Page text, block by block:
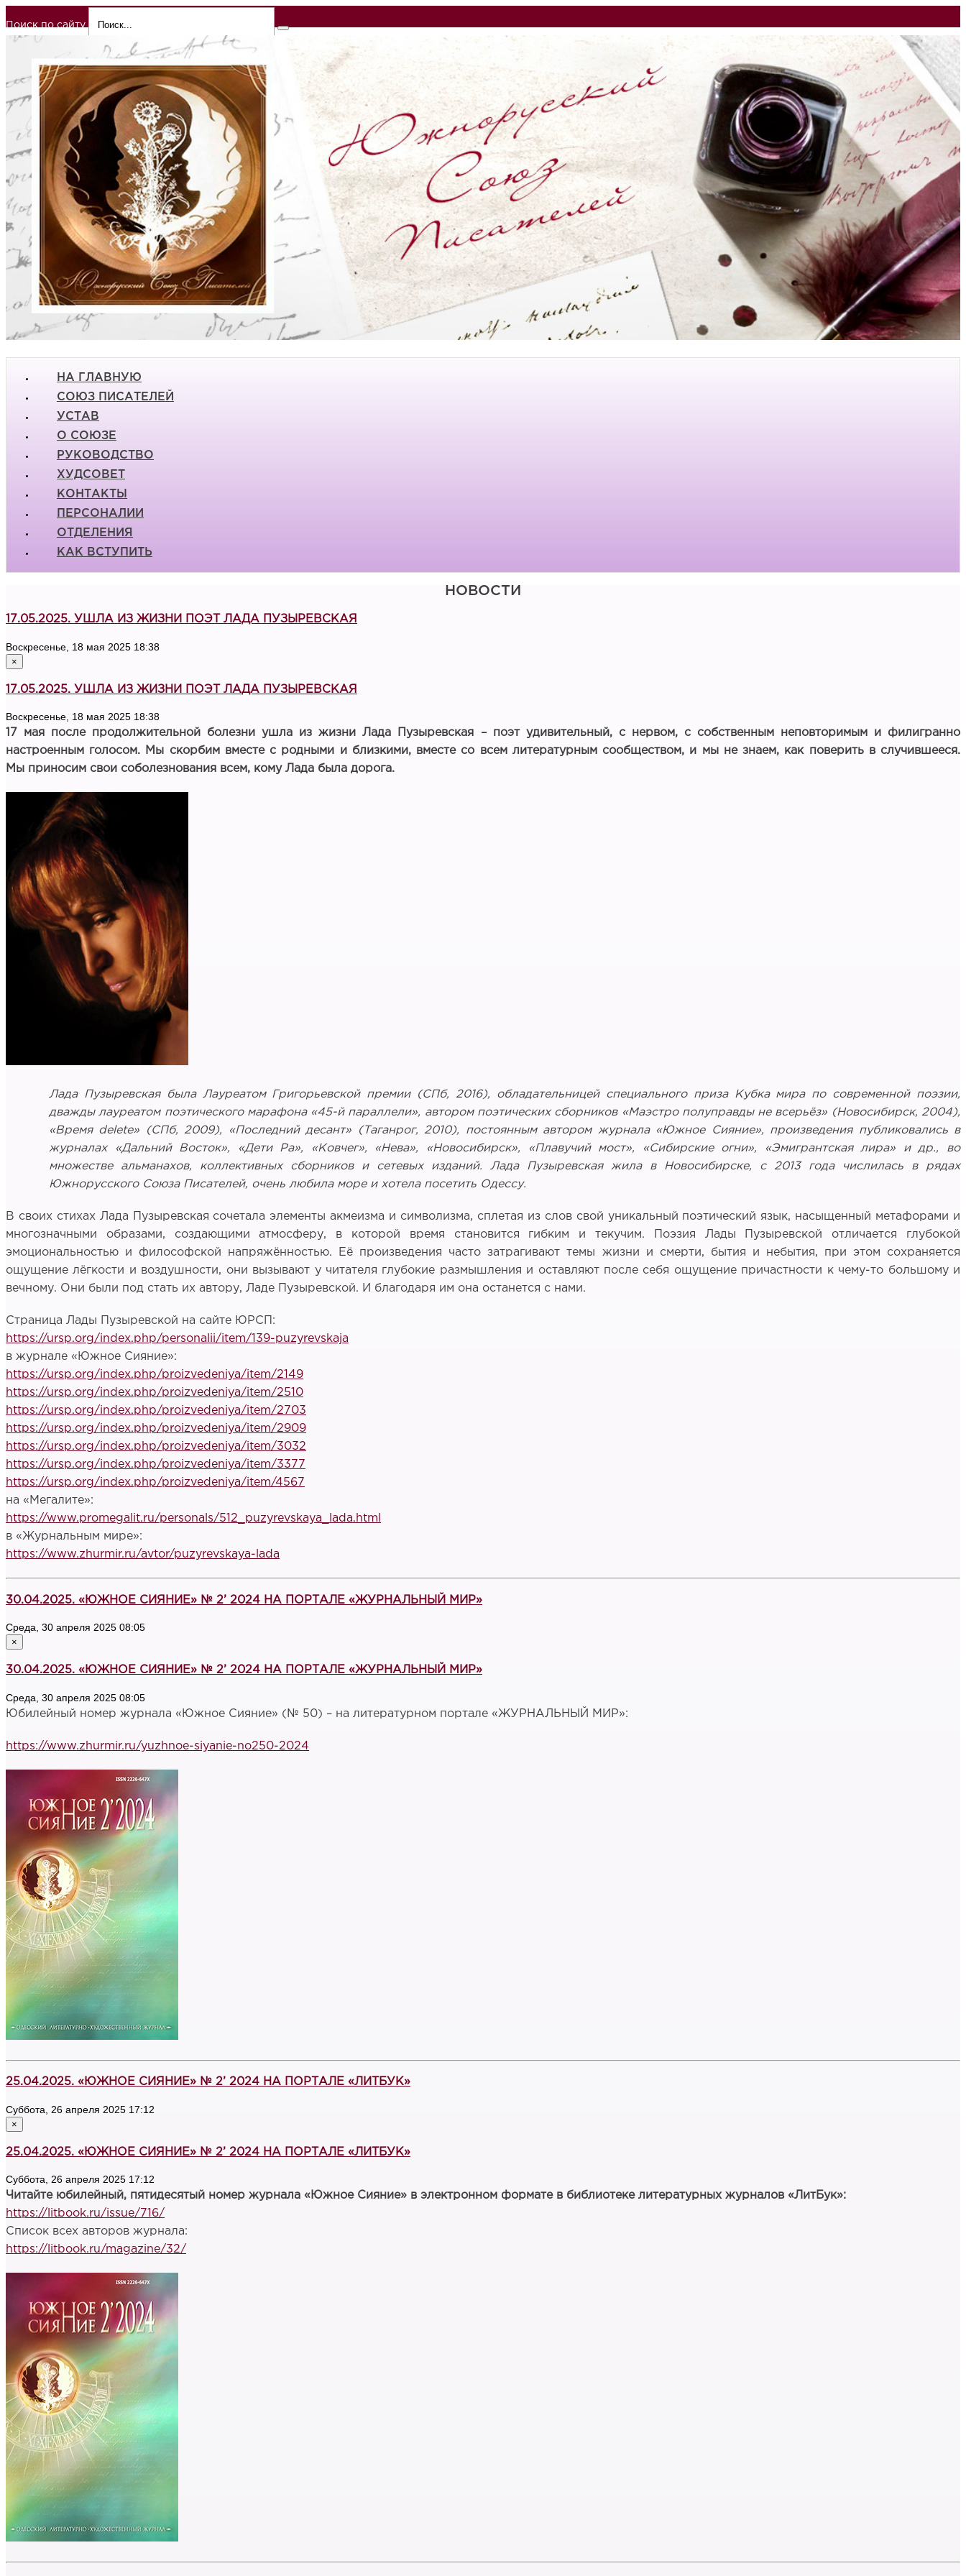
Поиск по сайту
НА ГЛАВНУЮ
СОЮЗ ПИСАТЕЛЕЙ
УСТАВ
О СОЮЗЕ
РУКОВОДСТВО
ХУДСОВЕТ
КОНТАКТЫ
ПЕРСОНАЛИИ
ОТДЕЛЕНИЯ
КАК ВСТУПИТЬ
НОВОСТИ
17.05.2025. УШЛА ИЗ ЖИЗНИ ПОЭТ ЛАДА ПУЗЫРЕВСКАЯ
Воскресенье, 18 мая 2025 18:38
×
17.05.2025. УШЛА ИЗ ЖИЗНИ ПОЭТ ЛАДА ПУЗЫРЕВСКАЯ
Воскресенье, 18 мая 2025 18:38
17 мая после продолжительной болезни ушла из жизни Лада Пузыревская – поэт удивительный, с нервом, с собственным неповторимым и филигранно
настроенным голосом. Мы скорбим вместе с родными и близкими, вместе со всем литературным сообществом, и мы не знаем, как поверить в случившееся.
Мы приносим свои соболезнования всем, кому Лада была дорога.
Лада Пузыревская была Лауреатом Григорьевской премии (СПб, 2016), обладательницей специального приза Кубка мира по современной поэзии,
дважды лауреатом поэтического марафона «45-й параллели», автором поэтических сборников «Маэстро полуправды не всерьёз» (Новосибирск, 2004),
«Время delete» (СПб, 2009), «Последний десант» (Таганрог, 2010), постоянным автором журнала «Южное Сияние», произведения публиковались в
журналах «Дальний Восток», «Дети Ра», «Ковчег», «Нева», «Новосибирск», «Плавучий мост», «Сибирские огни», «Эмигрантская лира» и др., во
множестве альманахов, коллективных сборников и сетевых изданий. Лада Пузыревская жила в Новосибирске, с 2013 года числилась в рядах
Южнорусского Союза Писателей, очень любила море и хотела посетить Одессу.
В своих стихах Лада Пузыревская сочетала элементы акмеизма и символизма, сплетая из слов свой уникальный поэтический язык, насыщенный метафорами и
многозначными образами, создающими атмосферу, в которой время становится гибким и текучим. Поэзия Лады Пузыревской отличается глубокой
эмоциональностью и философской напряжённостью. Её произведения часто затрагивают темы жизни и смерти, бытия и небытия, при этом сохраняется
ощущение лёгкости и воздушности, они вызывают у читателя глубокие размышления и оставляют после себя ощущение причастности к чему-то большому и
вечному. Они были под стать их автору, Ладе Пузыревской. И благодаря им она останется с нами.
Страница Лады Пузыревской на сайте ЮРСП:
https://ursp.org/index.php/personalii/item/139-puzyrevskaja
в журнале «Южное Сияние»:
https://ursp.org/index.php/proizvedeniya/item/2149
https://ursp.org/index.php/proizvedeniya/item/2510
https://ursp.org/index.php/proizvedeniya/item/2703
https://ursp.org/index.php/proizvedeniya/item/2909
https://ursp.org/index.php/proizvedeniya/item/3032
https://ursp.org/index.php/proizvedeniya/item/3377
https://ursp.org/index.php/proizvedeniya/item/4567
на «Мегалите»:
https://www.promegalit.ru/personals/512_puzyrevskaya_lada.html
в «Журнальным мире»:
https://www.zhurmir.ru/avtor/puzyrevskaya-lada
30.04.2025. «ЮЖНОЕ СИЯНИЕ» № 2’ 2024 НА ПОРТАЛЕ «ЖУРНАЛЬНЫЙ МИР»
Среда, 30 апреля 2025 08:05
×
30.04.2025. «ЮЖНОЕ СИЯНИЕ» № 2’ 2024 НА ПОРТАЛЕ «ЖУРНАЛЬНЫЙ МИР»
Среда, 30 апреля 2025 08:05
Юбилейный номер журнала «Южное Сияние» (№ 50) – на литературном портале «ЖУРНАЛЬНЫЙ МИР»:
https://www.zhurmir.ru/yuzhnoe-siyanie-no250-2024
25.04.2025. «ЮЖНОЕ СИЯНИЕ» № 2’ 2024 НА ПОРТАЛЕ «ЛИТБУК»
Суббота, 26 апреля 2025 17:12
×
25.04.2025. «ЮЖНОЕ СИЯНИЕ» № 2’ 2024 НА ПОРТАЛЕ «ЛИТБУК»
Суббота, 26 апреля 2025 17:12
Читайте юбилейный, пятидесятый номер журнала «Южное Сияние» в электронном формате в библиотеке литературных журналов «ЛитБук»:
https://litbook.ru/issue/716/
Список всех авторов журнала:
https://litbook.ru/magazine/32/